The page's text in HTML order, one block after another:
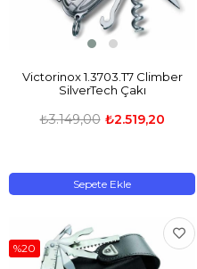
Victorinox 1.3703.T7 Climber
SilverTech Çakı
₺2.519,20
₺3.149,00
Sepete Ekle
%20